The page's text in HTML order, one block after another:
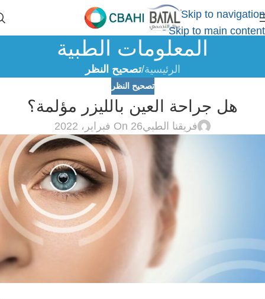
Skip to navigation
Skip to main content
المعلومات الطبية
الرئيسية/تصحيح النظر
تصحيح النظر
هل جراحة العين بالليزر مؤلمة؟
فريقنا الطبيOn 26 فبراير، 2022